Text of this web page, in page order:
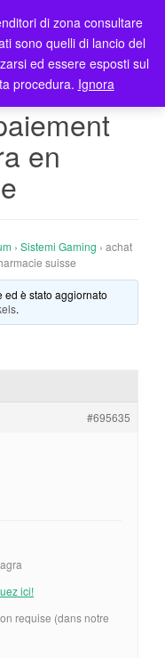
T
o
g
l
a
n
en
› Sistemi Gaming › achat
suisse
ed è stato aggiornato
.
#695635
ici!
requise (dans notre
di zona consultare
sono quelli di lancio del
ed essere esposti sul
procedura. Ignora